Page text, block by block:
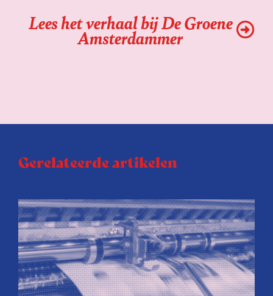
Lees het verhaal bij De Groene
Amsterdammer
Gerelateerde artikelen